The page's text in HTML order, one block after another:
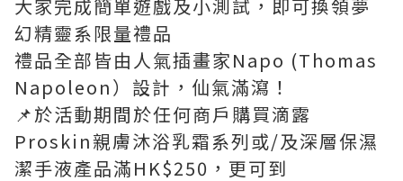
大家完成簡單遊戲及小測試，即可換領夢
幻精靈系限量禮品
禮品全部皆由人氣插畫家Napo (Thomas
Napoleon）設計，仙氣滿瀉！
📌於活動期間於任何商戶購買滴露
Proskin親膚沐浴乳霜系列或/及深層保濕
潔手液產品滿HK$250，更可到